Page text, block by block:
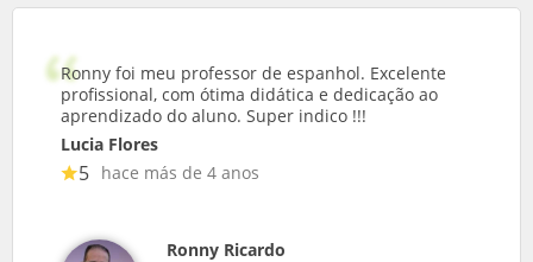
Ronny foi meu professor de espanhol. Excelente
profissional, com ótima didática e dedicação ao
aprendizado do aluno. Super indico !!!
Lucia Flores
5 hace más de 4 anos
Ronny Ricardo